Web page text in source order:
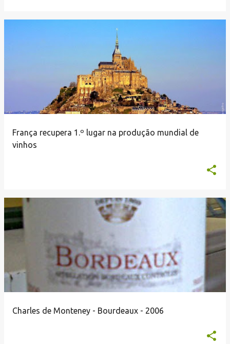
França recupera 1.º lugar na produção mundial de
vinhos
Charles de Monteney - Bourdeaux - 2006